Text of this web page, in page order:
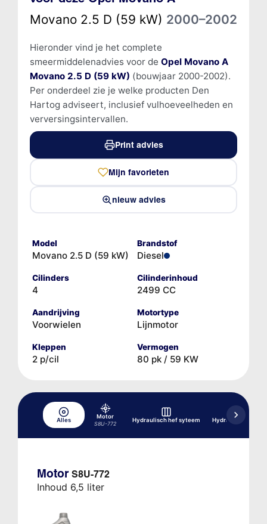
Movano 2.5 D (59 kW) 2000–2002
Hieronder vind je het complete
smeermiddelenadvies voor de Opel Movano A
Movano 2.5 D (59 kW) (bouwjaar 2000-2002).
Per onderdeel zie je welke producten Den
Hartog adviseert, inclusief vulhoeveelheden en
verversingsintervallen.
Print advies
Mijn favorieten
nieuw advies
Model
Movano 2.5 D (59 kW)
Brandstof
Diesel
Cilinders
4
Cilinderinhoud
2499 CC
Aandrijving
Voorwielen
Motortype
Lijnmotor
Kleppen
2 p/cil
Vermogen
80 pk / 59 KW
Alles
Motor
S8U-772
Hydraulisch hef syteem Hydraulisch
Motor S8U-772
Inhoud 6,5 liter